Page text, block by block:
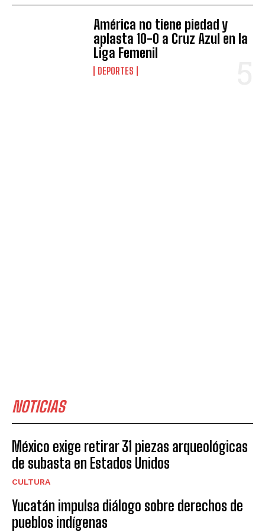
América no tiene piedad y
aplasta 10-0 a Cruz Azul en la
Liga Femenil
DEPORTES
NOTICIAS
México exige retirar 31 piezas arqueológicas
de subasta en Estados Unidos
CULTURA
Yucatán impulsa diálogo sobre derechos de
pueblos indígenas